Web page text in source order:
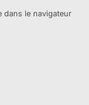
dans le navigateur